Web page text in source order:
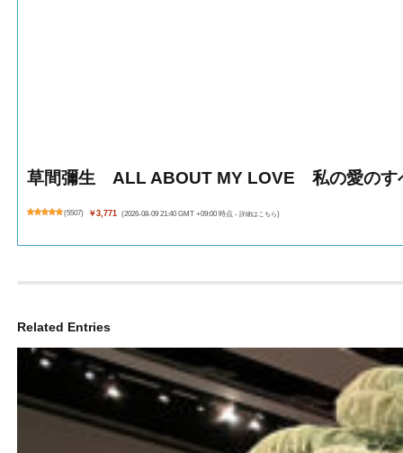
草間彌生 ALL ABOUT MY LOVE 私の愛のす
(5507) ￥3,771 (2026-08-09 21:40 GMT +09:00 時点 - 詳細はこちら)
Related Entries